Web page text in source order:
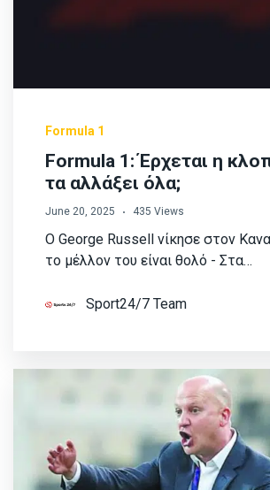
Formula 1
Formula 1: Έρχεται η
τα αλλάξει όλα;
June 20, 2025 435 Views
Ο George Russell νίκησε στον
το μέλλον του είναι θολό - Στα…
Sport24/7 Team